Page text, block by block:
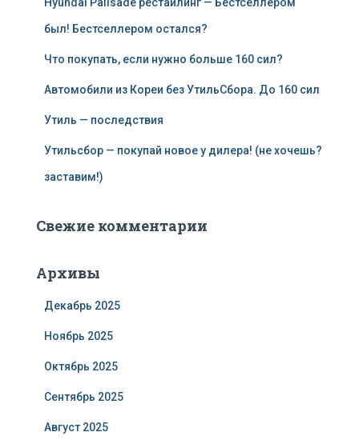
Hyundai Palisade рестайлинг — Бестселлером
был! Бестселлером остался?
Что покупать, если нужно больше 160 сил?
Автомобили из Кореи без УтильСбора. До 160 сил
Утиль — последствия
Утильсбор — покупай новое у дилера! (не хочешь?
заставим!)
Свежие комментарии
Архивы
Декабрь 2025
Ноябрь 2025
Октябрь 2025
Сентябрь 2025
Август 2025